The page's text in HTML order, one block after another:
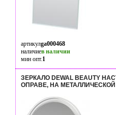
артикулga000468
наличиев наличии
мин опт.1
ЗЕРКАЛО DEWAL BEAUTY
ОПРАВЕ, НА МЕТАЛЛИЧЕСКОЙ